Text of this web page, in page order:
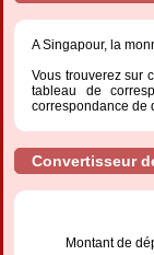
A Singapour, la
Vous trouverez sur
tableau de
correspondance de
Convertisseur
Montant de